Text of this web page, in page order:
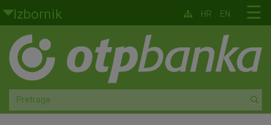
Skoči na glavni sadržaj
Izbornik
Građani
Privatno bankarstvo
Agro
☰
HR EN